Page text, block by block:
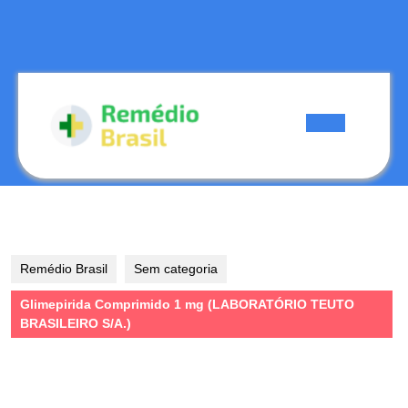
Remédio Brasil Sem categoria
Glimepirida Comprimido 1 mg (LABORATÓRIO TEUTO
BRASILEIRO S/A.)